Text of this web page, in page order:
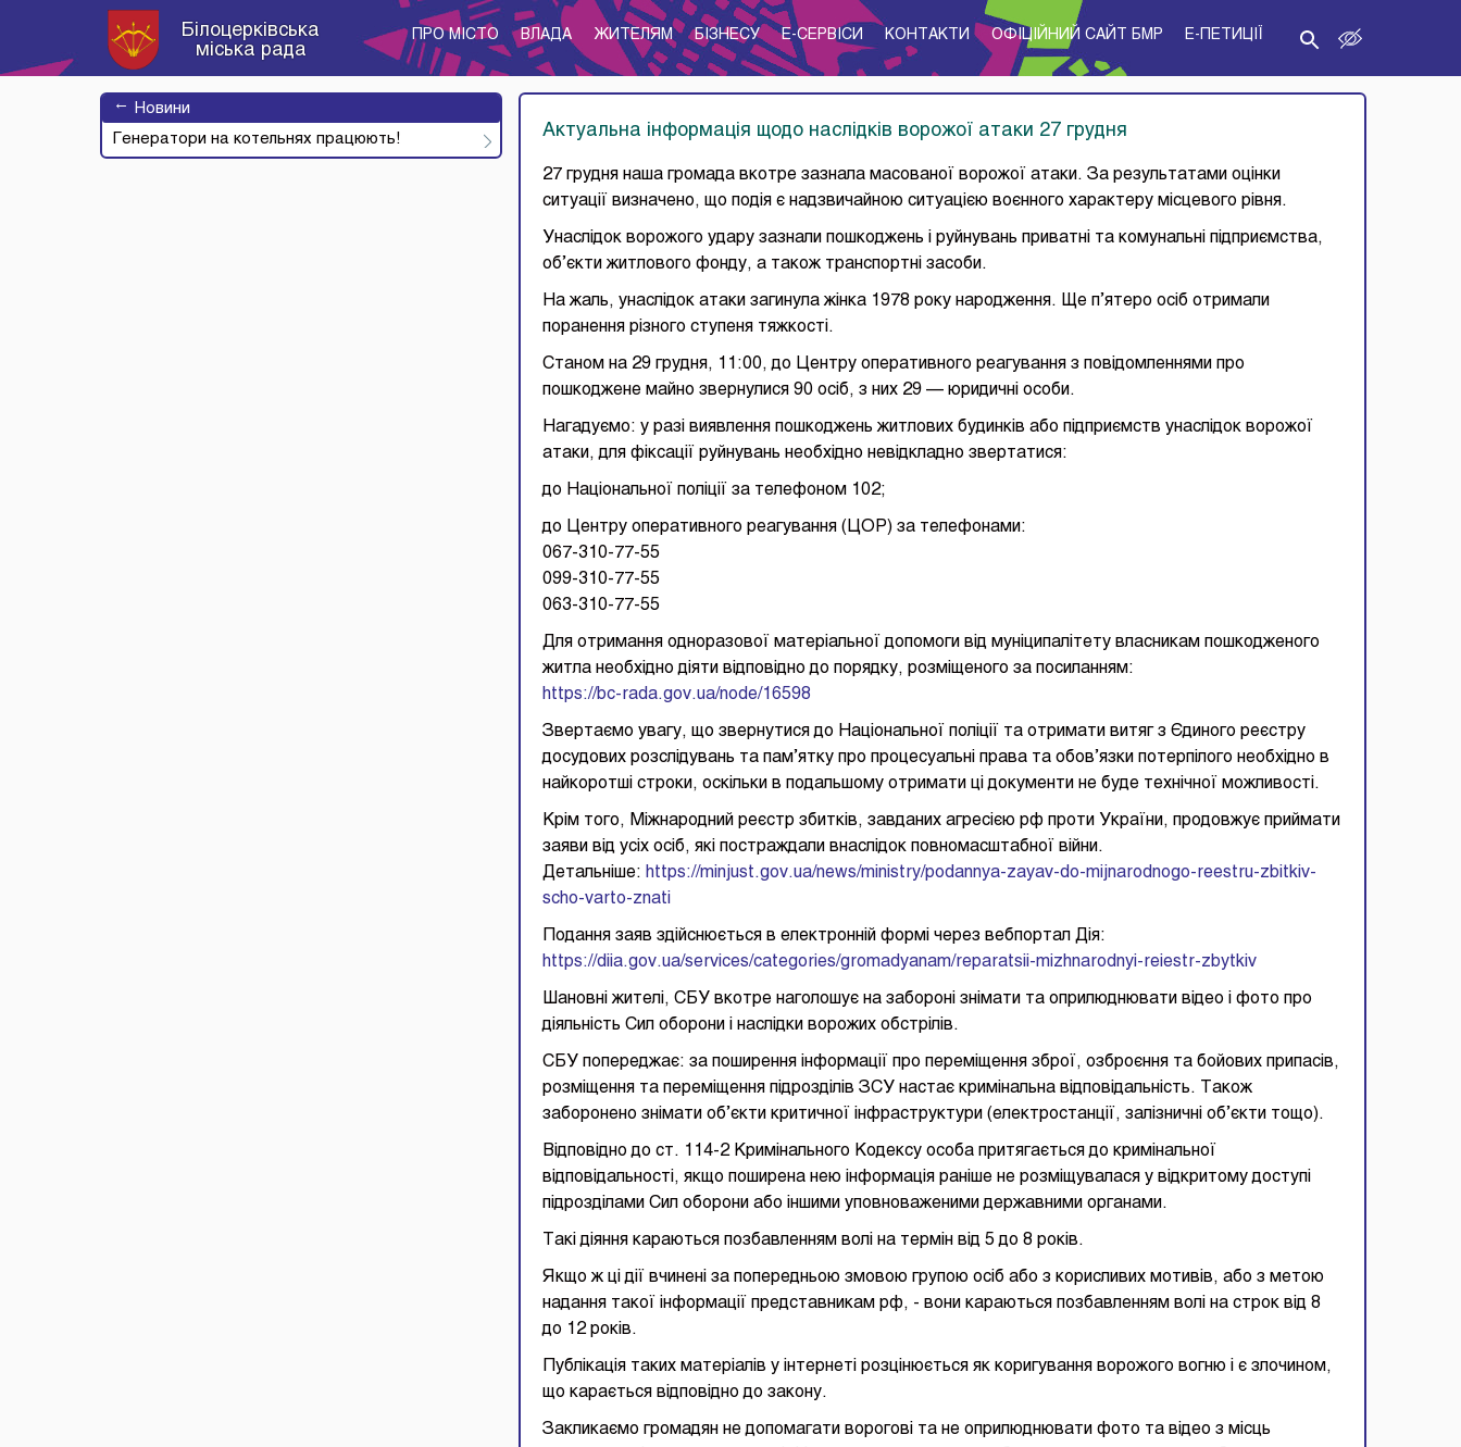
Білоцерківська
міська рада
ПРО МІСТО ВЛАДА ЖИТЕЛЯМ БІЗНЕСУ E-CЕРВІСИ КОНТАКТИ ОФІЦІЙНИЙ САЙТ БМР E-ПЕТИЦІЇ
→
Новини
Генератори на котельнях працюють!
Актуальна інформація щодо наслідків ворожої атаки 27 грудня
27 грудня наша громада вкотре зазнала масованої ворожої атаки. За результатами оцінки
ситуації визначено, що подія є надзвичайною ситуацією воєнного характеру місцевого рівня.
Унаслідок ворожого удару зазнали пошкоджень і руйнувань приватні та комунальні підприємства,
об’єкти житлового фонду, а також транспортні засоби.
На жаль, унаслідок атаки загинула жінка 1978 року народження. Ще п’ятеро осіб отримали
поранення різного ступеня тяжкості.
Станом на 29 грудня, 11:00, до Центру оперативного реагування з повідомленнями про
пошкоджене майно звернулися 90 осіб, з них 29 — юридичні особи.
Нагадуємо: у разі виявлення пошкоджень житлових будинків або підприємств унаслідок ворожої
атаки, для фіксації руйнувань необхідно невідкладно звертатися:
до Національної поліції за телефоном 102;
до Центру оперативного реагування (ЦОР) за телефонами:
067-310-77-55
099-310-77-55
063-310-77-55
Для отримання одноразової матеріальної допомоги від муніципалітету власникам пошкодженого
житла необхідно діяти відповідно до порядку, розміщеного за посиланням:
https://bc-rada.gov.ua/node/16598
Звертаємо увагу, що звернутися до Національної поліції та отримати витяг з Єдиного реєстру
досудових розслідувань та пам’ятку про процесуальні права та обов’язки потерпілого необхідно в
найкоротші строки, оскільки в подальшому отримати ці документи не буде технічної можливості.
Крім того, Міжнародний реєстр збитків, завданих агресією рф проти України, продовжує приймати
заяви від усіх осіб, які постраждали внаслідок повномасштабної війни.
Детальніше: https://minjust.gov.ua/news/ministry/podannya-zayav-do-mijnarodnogo-reestru-zbitkiv-
scho-varto-znati
Подання заяв здійснюється в електронній формі через вебпортал Дія:
https://diia.gov.ua/services/categories/gromadyanam/reparatsii-mizhnarodnyi-reiestr-zbytkiv
Шановні жителі, СБУ вкотре наголошує на забороні знімати та оприлюднювати відео і фото про
діяльність Сил оборони і наслідки ворожих обстрілів.
СБУ попереджає: за поширення інформації про переміщення зброї, озброєння та бойових припасів,
розміщення та переміщення підрозділів ЗСУ настає кримінальна відповідальність. Також
заборонено знімати об’єкти критичної інфраструктури (електростанції, залізничні об’єкти тощо).
Відповідно до ст. 114-2 Кримінального Кодексу особа притягається до кримінальної
відповідальності, якщо поширена нею інформація раніше не розміщувалася у відкритому доступі
підрозділами Сил оборони або іншими уповноваженими державними органами.
Такі діяння караються позбавленням волі на термін від 5 до 8 років.
Якщо ж ці дії вчинені за попередньою змовою групою осіб або з корисливих мотивів, або з метою
надання такої інформації представникам рф, - вони караються позбавленням волі на строк від 8
до 12 років.
Публікація таких матеріалів у інтернеті розцінюється як коригування ворожого вогню і є злочином,
що карається відповідно до закону.
Закликаємо громадян не допомагати ворогові та не оприлюднювати фото та відео з місць